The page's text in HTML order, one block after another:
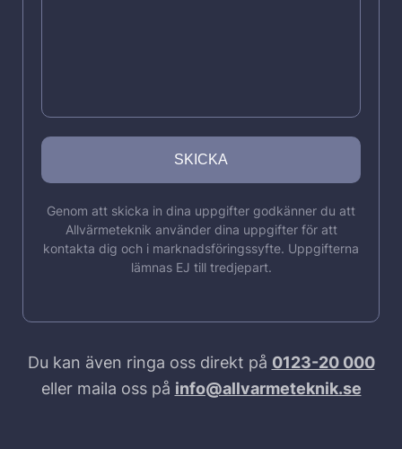
Genom att skicka in dina uppgifter godkänner du att
Allvärmeteknik använder dina uppgifter för att
kontakta dig och i marknadsföringssyfte. Uppgifterna
lämnas EJ till tredjepart.
Du kan även ringa oss direkt på 0123-20 000
eller maila oss på info@allvarmeteknik.se